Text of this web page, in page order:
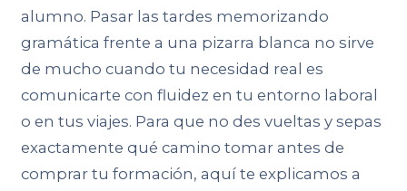
alumno. Pasar las tardes memorizando
gramática frente a una pizarra blanca no sirve
de mucho cuando tu necesidad real es
comunicarte con fluidez en tu entorno laboral
o en tus viajes. Para que no des vueltas y sepas
exactamente qué camino tomar antes de
comprar tu formación, aquí te explicamos a